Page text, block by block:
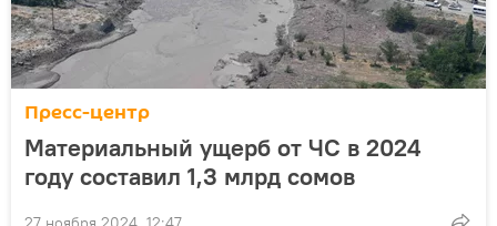
Пресс-центр
Материальный ущерб от ЧС в 2024
году составил 1,3 млрд сомов